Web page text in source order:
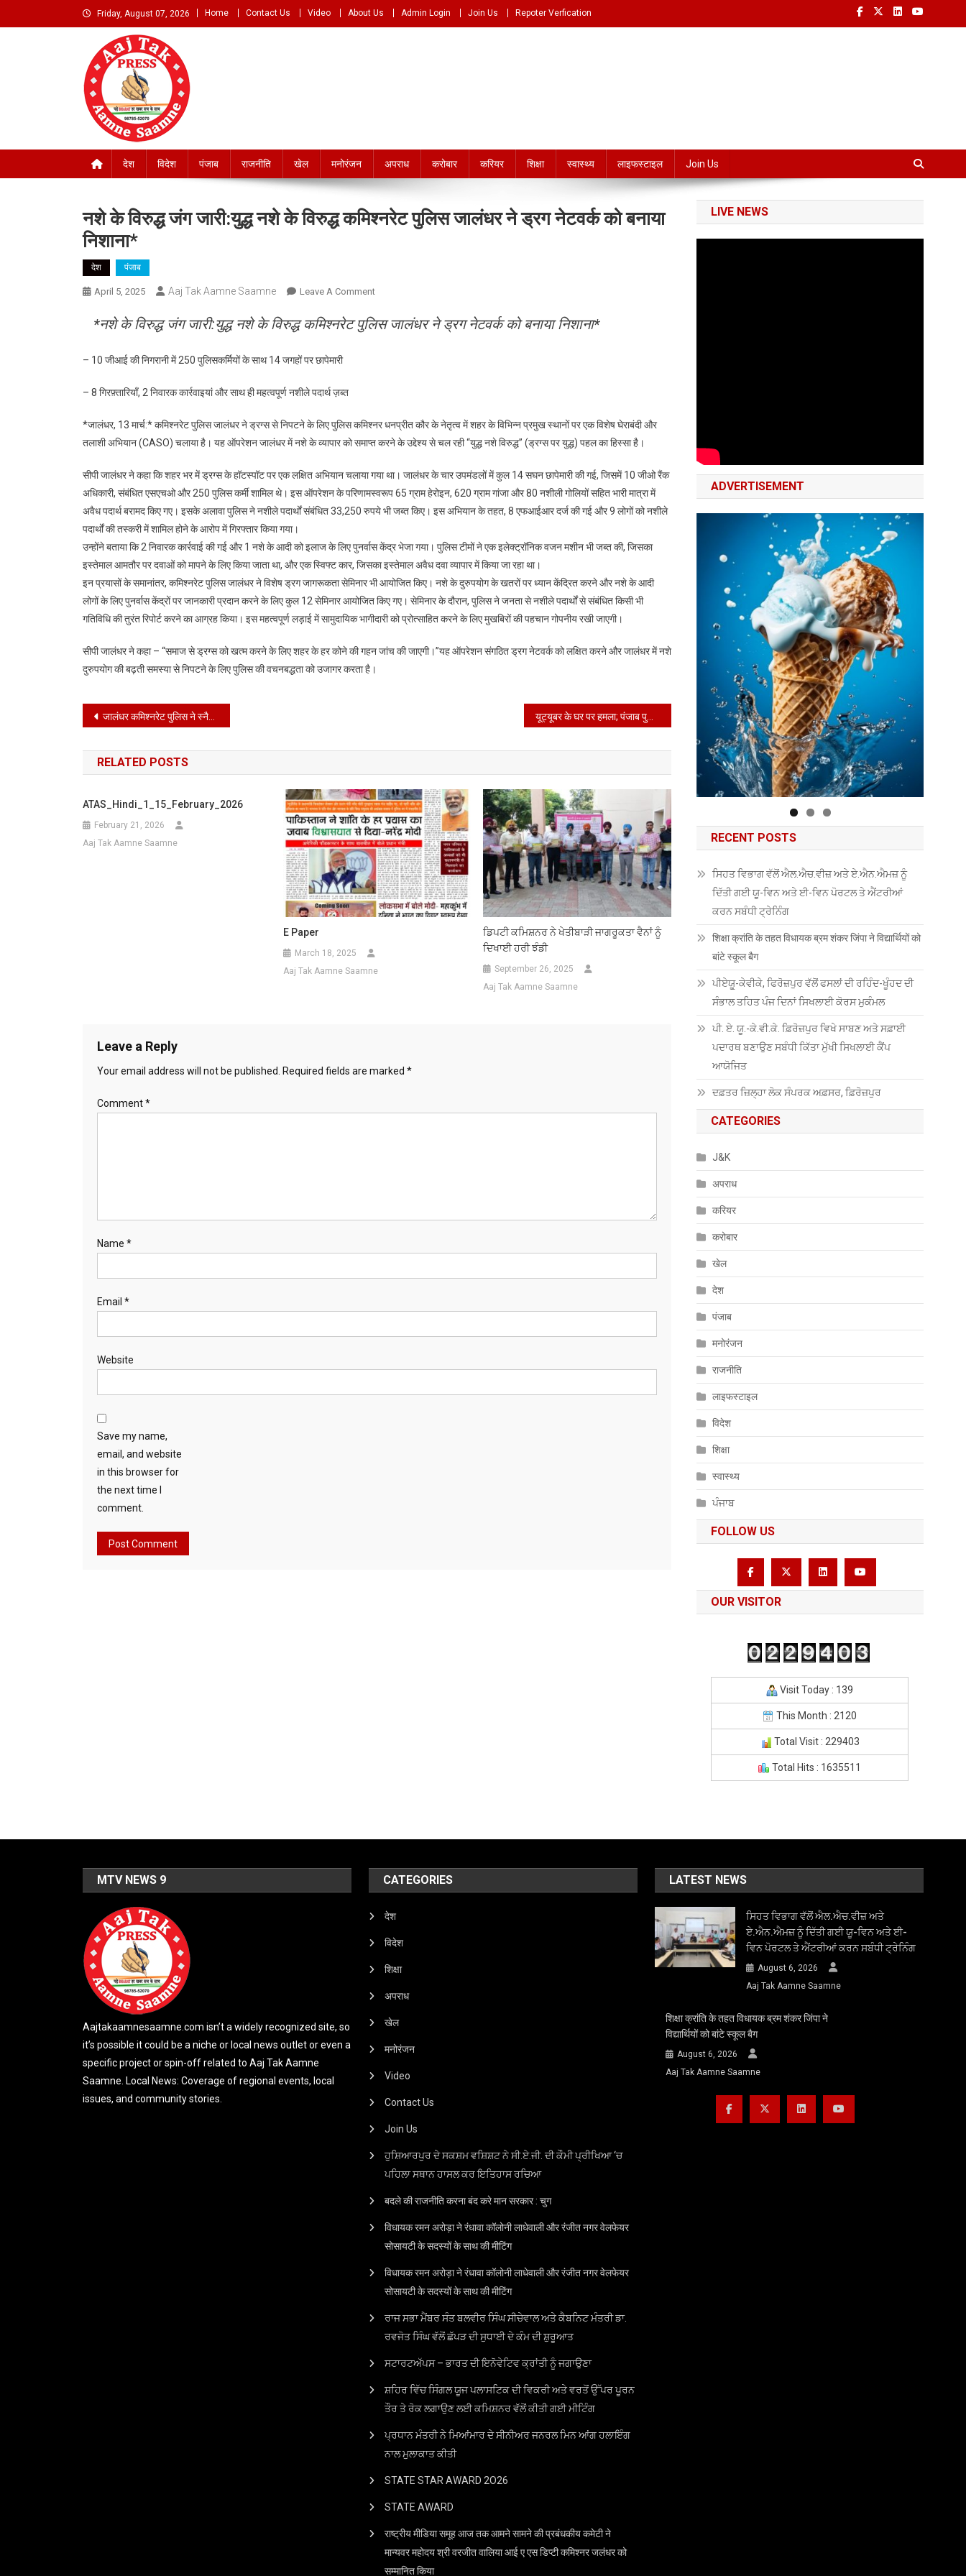
to
Friday, August 07, 2026 Home Contact Us Video About Us Admin Login Join Us Repoter Verfication
Aaj Tak Aamne Saamne.com
देश विदेश पंजाब राजनीति खेल मनोरंजन अपराध करोबार करियर शिक्षा स्वास्थ्य लाइफस्टाइल Join Us
नशे के विरुद्ध जंग जारी:युद्ध नशे के विरुद्ध कमिश्नरेट पुलिस जालंधर ने ड्रग नेटवर्क को बनाया
निशाना*
देश पंजाब
April 5, 2025 Aaj Tak Aamne Saamne Leave A CommentOn
के
विरुद्ध
कमिश्नरेट
जालंधर
ने
ड्रग
को
बनाया
निशाना*
*नशे के विरुद्ध जंग जारी:युद्ध नशे के विरुद्ध कमिश्नरेट पुलिस जालंधर ने ड्रग नेटवर्क को बनाया निशाना*
– 10 जीआई की निगरानी में 250 पुलिसकर्मियों के साथ 14 जगहों पर छापेमारी
– 8 गिरफ़्तारियाँ, 2 निवारक कार्रवाइयां और साथ ही महत्वपूर्ण नशीले पदार्थ ज़ब्त
*जालंधर, 13 मार्च:* कमिश्नरेट पुलिस जालंधर ने ड्रग्स से निपटने के लिए पुलिस कमिश्नर धनप्रीत कौर के नेतृत्व में शहर के विभिन्न प्रमुख स्थानों पर एक विशेष घेराबंदी और
तलाशी अभियान (CASO) चलाया है। यह ऑपरेशन जालंधर में नशे के व्यापार को समाप्त करने के उद्देश्य से चल रही “युद्ध नशे विरुद्ध” (ड्रग्स पर युद्ध) पहल का हिस्सा है।
सीपी जालंधर ने कहा कि शहर भर में ड्रग्स के हॉटस्पॉट पर एक लक्षित अभियान चलाया गया था। जालंधर के चार उपमंडलों में कुल 14 सघन छापेमारी की गई, जिसमें 10 जीओ रैंक
अधिकारी, संबंधित एसएचओ और 250 पुलिस कर्मी शामिल थे। इस ऑपरेशन के परिणामस्वरूप 65 ग्राम हेरोइन, 620 ग्राम गांजा और 80 नशीली गोलियों सहित भारी मात्रा में
अवैध पदार्थ बरामद किए गए। इसके अलावा पुलिस ने नशीले पदार्थों संबंधित 33,250 रुपये भी जब्त किए। इस अभियान के तहत, 8 एफआईआर दर्ज की गई और 9 लोगों को नशीले
पदार्थों की तस्करी में शामिल होने के आरोप में गिरफ्तार किया गया।
उन्होंने बताया कि 2 निवारक कार्रवाई की गई और 1 नशे के आदी को इलाज के लिए पुनर्वास केंद्र भेजा गया। पुलिस टीमों ने एक इलेक्ट्रॉनिक वजन मशीन भी जब्त की, जिसका
इस्तेमाल आमतौर पर दवाओं को मापने के लिए किया जाता था, और एक स्विफ्ट कार, जिसका इस्तेमाल अवैध दवा व्यापार में किया जा रहा था।
इन प्रयासों के समानांतर, कमिश्नरेट पुलिस जालंधर ने विशेष ड्रग जागरूकता सेमिनार भी आयोजित किए। नशे के दुरुपयोग के खतरों पर ध्यान केंद्रित करने और नशे के आदी
लोगों के लिए पुनर्वास केंद्रों पर जानकारी प्रदान करने के लिए कुल 12 सेमिनार आयोजित किए गए। सेमिनार के दौरान, पुलिस ने जनता से नशीले पदार्थों से संबंधित किसी भी
गतिविधि की तुरंत रिपोर्ट करने का आग्रह किया। इस महत्वपूर्ण लड़ाई में सामुदायिक भागीदारी को प्रोत्साहित करने के लिए मुखबिरों की पहचान गोपनीय रखी जाएगी।
सीपी जालंधर ने कहा – “समाज से ड्रग्स को खत्म करने के लिए शहर के हर कोने की गहन जांच की जाएगी।”यह ऑपरेशन संगठित ड्रग नेटवर्क को लक्षित करने और जालंधर में नशे
दुरुपयोग की बढ़ती समस्या से निपटने के लिए पुलिस की वचनबद्धता को उजागर करता है।
Post
navigation
जालंधर कमिश्नरेट पुलिस ने स्नैचिंग मामले में तीन लोगों को गिरफ्तार किया है
RELATED POSTS
ATAS_Hindi_1_15_February_2026
February 21, 2026
Aaj Tak Aamne Saamne
E Paper
March 18, 2025
Aaj Tak Aamne Saamne
ਡਿਪਟੀ ਕਮਿਸ਼ਨਰ ਨੇ ਖੇਤੀਬਾੜੀ ਜਾਗਰੂਕਤਾ ਵੈਨਾਂ ਨੂੰ
ਦਿਖਾਈ ਹਰੀ ਝੰਡੀ
September 26, 2025
Aaj Tak Aamne Saamne
Leave a Reply
Your email address will not be published. Required fields are marked *
Comment*
Name *
Email *
Website
Save my name,
email, and website
in this browser for
the next time I
comment.
LIVE NEWS
ADVERTISEMENT
RECENT POSTS
ਸਿਹਤ ਵਿਭਾਗ ਵੱਲੋਂ ਐਲ.ਐਚ.ਵੀਜ਼ ਅਤੇ ਏ.ਐਨ.ਐਮਜ਼ ਨੂੰ
ਦਿੱਤੀ ਗਈ ਯੂ-ਵਿਨ ਅਤੇ ਈ-ਵਿਨ ਪੋਰਟਲ ਤੇ ਐਂਟਰੀਆਂ
ਕਰਨ ਸਬੰਧੀ ਟ੍ਰੇਨਿੰਗ
शिक्षा क्रांति के तहत विधायक ब्रम शंकर जिंपा ने विद्यार्थियों को
बांटे स्कूल बैग
ਪੀਏਯੂੑ-ਕੇਵੀਕੇ, ਫਿਰੋਜ਼ਪੁਰ ਵੱਲੋਂ ਫਸਲਾਂ ਦੀ ਰਹਿੰਦ-ਖੂੰਹਦ ਦੀ
ਸੰਭਾਲ ਤਹਿਤ ਪੰਜ ਦਿਨਾਂ ਸਿਖਲਾਈ ਕੋਰਸ ਮੁਕੰਮਲ
ਪੀ. ਏ. ਯੂ.-ਕੇ.ਵੀ.ਕੇ. ਫ਼ਿਰੋਜ਼ਪੁਰ ਵਿਖੇ ਸਾਬਣ ਅਤੇ ਸਫ਼ਾਈ
ਪਦਾਰਥ ਬਣਾਉਣ ਸਬੰਧੀ ਕਿੱਤਾ ਮੁੱਖੀ ਸਿਖਲਾਈ ਕੈਂਪ
ਆਯੋਜਿਤ
ਦਫ਼ਤਰ ਜ਼ਿਲ੍ਹਾ ਲੋਕ ਸੰਪਰਕ ਅਫ਼ਸਰ, ਫ਼ਿਰੋਜ਼ਪੁਰ
CATEGORIES
J&K
अपराध
करियर
करोबार
खेल
देश
पंजाब
मनोरंजन
राजनीति
लाइफस्टाइल
विदेश
शिक्षा
स्वास्थ्य
ਪੰਜਾਬ
FOLLOW US
OUR VISITOR
Visit Today : 139
This Month : 2120
Total Visit : 229403
Total Hits : 1635511
MTV NEWS 9
Aajtakaamnesaamne.com isn’t a widely recognized site, so
it’s possible it could be a niche or local news outlet or even a
specific project or spin-off related to Aaj Tak Aamne
Saamne. Local News: Coverage of regional events, local
issues, and community stories.
CATEGORIES
देश
विदेश
शिक्षा
अपराध
खेल
मनोरंजन
Video
Contact Us
Join Us
ਹੁਸ਼ਿਆਰਪੁਰ ਦੇ ਸਕਸ਼ਮ ਵਸ਼ਿਸ਼ਟ ਨੇ ਸੀ.ਏ.ਜੀ. ਦੀ ਕੌਮੀ ਪ੍ਰੀਖਿਆ ‘ਚ
ਪਹਿਲਾ ਸਥਾਨ ਹਾਸਲ ਕਰ ਇਤਿਹਾਸ ਰਚਿਆ
बदले की राजनीति करना बंद करे मान सरकार : चुग
विधायक रमन अरोड़ा ने रंधावा कॉलोनी लाधेवाली और रंजीत नगर वेलफेयर
सोसायटी के सदस्यों के साथ की मीटिंग
विधायक रमन अरोड़ा ने रंधावा कॉलोनी लाधेवाली और रंजीत नगर वेलफेयर
सोसायटी के सदस्यों के साथ की मीटिंग
ਰਾਜ ਸਭਾ ਮੈਂਬਰ ਸੰਤ ਬਲਵੀਰ ਸਿੰਘ ਸੀਚੇਵਾਲ ਅਤੇ ਕੈਬਨਿਟ ਮੰਤਰੀ ਡਾ.
ਰਵਜੋਤ ਸਿੰਘ ਵੱਲੋਂ ਛੱਪੜ ਦੀ ਸੁਧਾਈ ਦੇ ਕੰਮ ਦੀ ਸ਼ੁਰੂਆਤ
ਸਟਾਰਟਅੱਪਸ – ਭਾਰਤ ਦੀ ਇਨੋਵੇਟਿਵ ਕ੍ਰਾਂਤੀ ਨੂੰ ਜਗਾਉਣਾ
ਸ਼ਹਿਰ ਵਿੱਚ ਸਿੰਗਲ ਯੂਜ ਪਲਾਸਟਿਕ ਦੀ ਵਿਕਰੀ ਅਤੇ ਵਰਤੋਂ ਉੱਪਰ ਪੂਰਨ
ਤੌਰ ਤੇ ਰੋਕ ਲਗਾਉਣ ਲਈ ਕਮਿਸ਼ਨਰ ਵੱਲੋਂ ਕੀਤੀ ਗਈ ਮੀਟਿੰਗ
ਪ੍ਰਧਾਨ ਮੰਤਰੀ ਨੇ ਮਿਆਂਮਾਰ ਦੇ ਸੀਨੀਅਰ ਜਨਰਲ ਮਿਨ ਆਂਗ ਹਲਾਇੰਗ
ਨਾਲ ਮੁਲਾਕਾਤ ਕੀਤੀ
STATE STAR AWARD 2O26
STATE AWARD
राष्ट्रीय मीडिया समूह आज तक आमने सामने की प्रबंधकीय कमेटी ने
मान्यवर महोदय श्री वरजीत वालिया आई ए एस डिप्टी कमिश्नर जलंधर को
सम्मानित किया
LATEST NEWS
ਸਿਹਤ ਵਿਭਾਗ ਵੱਲੋਂ ਐਲ.ਐਚ.ਵੀਜ਼ ਅਤੇ
ਏ.ਐਨ.ਐਮਜ਼ ਨੂੰ ਦਿੱਤੀ ਗਈ ਯੂ-ਵਿਨ ਅਤੇ ਈ-
ਵਿਨ ਪੋਰਟਲ ਤੇ ਐਂਟਰੀਆਂ ਕਰਨ ਸਬੰਧੀ ਟ੍ਰੇਨਿੰਗ
August 6, 2026
Aaj Tak Aamne Saamne
शिक्षा क्रांति के तहत विधायक ब्रम शंकर जिंपा ने
विद्यार्थियों को बांटे स्कूल बैग
August 6, 2026
Aaj Tak Aamne Saamne